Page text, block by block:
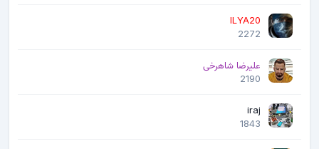
ILYA20
2272
علیرضا شاهرخی
2190
iraj
1843